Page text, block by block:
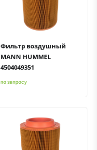
Быстрый просмотрДобавить к сравнению
Добавить в избранное
Фильтр воздушный
MANN HUMMEL
4504049351
по запросу